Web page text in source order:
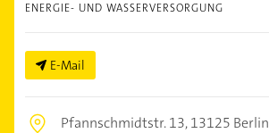
ENERGIE- UND WASSERVERSORGUNG
E-Mail
Pfannschmidtstr. 13,13125 Berlin